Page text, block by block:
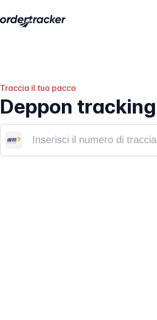
Traccia il tuo pacco
Deppon tracking